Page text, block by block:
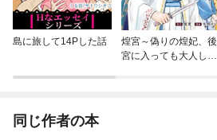
島に旅して14Pした話
煌宮～偽りの煌妃、後
宮に入っても大人しく
同じ作者の本